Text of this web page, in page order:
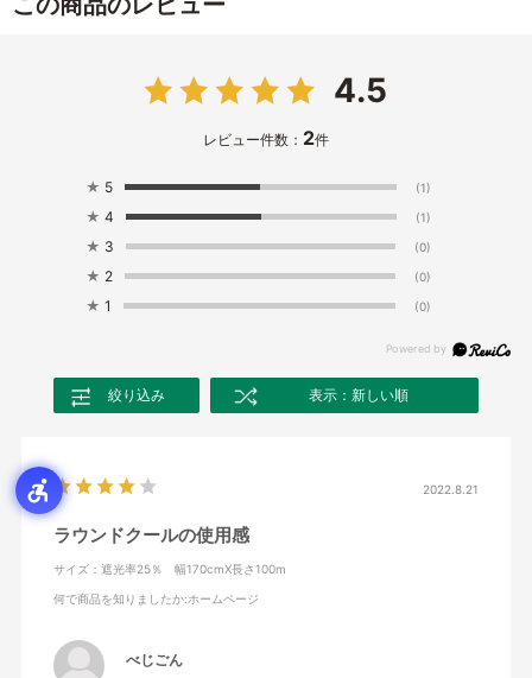
4.5
レビュー件数： 2件
★ 5 (1)
★ 4 (1)
★ 3 (0)
★ 2 (0)
★ 1 (0)
絞り込み 表示：新しい順
2022.8.21
ラウンドクールの使用感
サイズ：遮光率25％ 幅170cmX長さ100m
何で商品を知りましたか:ホームページ
べじごん